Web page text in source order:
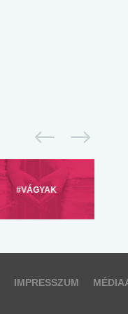
#VÁGYAK
IMPRESSZUM